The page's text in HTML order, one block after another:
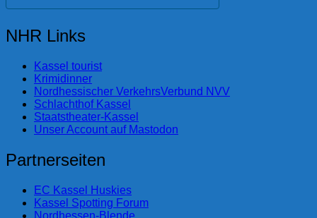
NHR Links
Kassel tourist
Krimidinner
Nordhessischer VerkehrsVerbund NVV
Schlachthof Kassel
Staatstheater-Kassel
Unser Account auf Mastodon
Partnerseiten
EC Kassel Huskies
Kassel Spotting Forum
Nordhessen-Blende